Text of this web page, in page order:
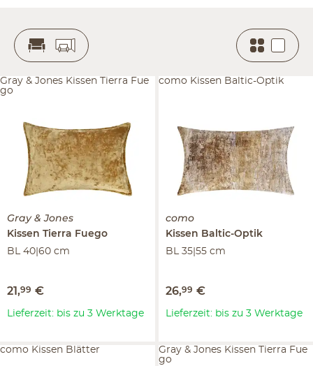
Gray & Jones
Kissen Tierra Fuego
BL 40|60 cm
21,99 €
Gray & Jones Kissen Tierra Fue
go
Lieferzeit: bis zu 3 Werktage
como
Kissen Baltic-Optik
BL 35|55 cm
26,99 €
como Kissen Baltic-Optik
Lieferzeit: bis zu 3 Werktage
como Kissen Blätter
Gray & Jones Kissen Tierra Fue
go